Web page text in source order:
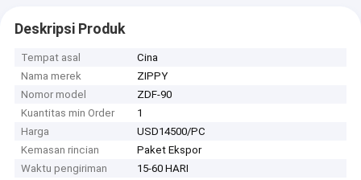
Deskripsi Produk
Tempat asal
Cina
Nama merek
ZIPPY
Nomor model
ZDF-90
Kuantitas min Order
1
Harga
USD14500/PC
Kemasan rincian
Paket Ekspor
Waktu pengiriman
15-60 HARI